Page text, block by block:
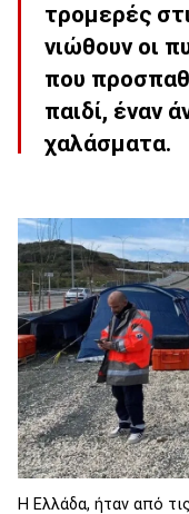
τρομερές
νιώθουν οι
που
παιδί, έναν
χαλάσματα.
Η Ελλάδα, ήταν από